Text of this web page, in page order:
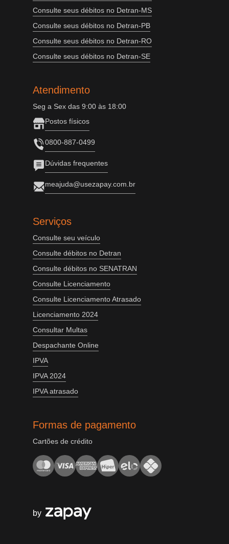
Consulte seus débitos no Detran-MS
Consulte seus débitos no Detran-PB
Consulte seus débitos no Detran-RO
Consulte seus débitos no Detran-SE
Atendimento
Seg a Sex das 9:00 às 18:00
Postos físicos
0800-887-0499
Dúvidas frequentes
meajuda@usezapay.com.br
Serviços
Consulte seu veículo
Consulte débitos no Detran
Consulte débitos no SENATRAN
Consulte Licenciamento
Consulte Licenciamento Atrasado
Licenciamento 2024
Consultar Multas
Despachante Online
IPVA
IPVA 2024
IPVA atrasado
Formas de pagamento
Cartões de crédito
by